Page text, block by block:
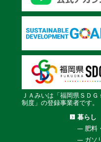
ＪＡみいは「福岡県ＳＤＧ
制度」の登録事業者です。
暮らし
肥料
ガソ